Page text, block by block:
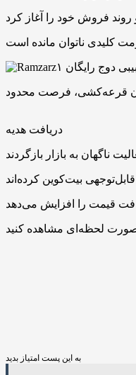
دریافت هدیه
به این پست امتیاز بدید